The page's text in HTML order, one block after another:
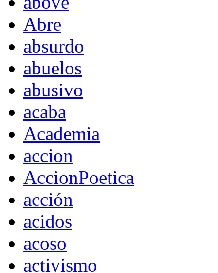
Abre
absurdo
abuelos
abusivo
acaba
Academia
accion
AccionPoetica
acción
acidos
acoso
activismo